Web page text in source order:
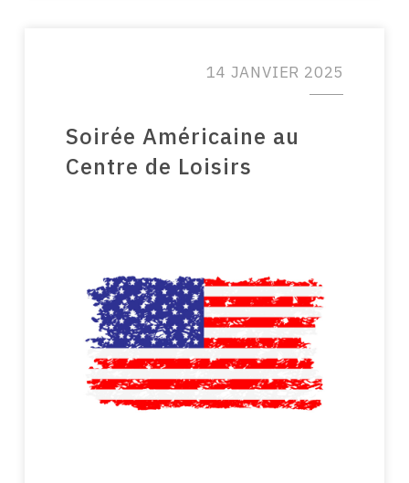
14 JANVIER 2025
Soirée Américaine au
Centre de Loisirs